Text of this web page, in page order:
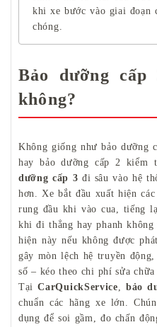
khi xe bước vào giai đoạn
chóng.
Bảo dưỡng
không?
Không giống như bảo dưỡng
hay bảo dưỡng cấp 2 kiểm
dưỡng cấp 3 đi sâu vào hệ
hơn. Xe bắt đầu xuất hiện
rung đầu khi vào cua, tiếng
khi đi thẳng hay phanh
hiện này nếu không được
gây mòn lệch hệ truyền
số – kéo theo chi phí sửa chữa
TạiCarQuickService bảo
chuẩn các hãng xe lớn.
dụng để soi gầm, đo chấn